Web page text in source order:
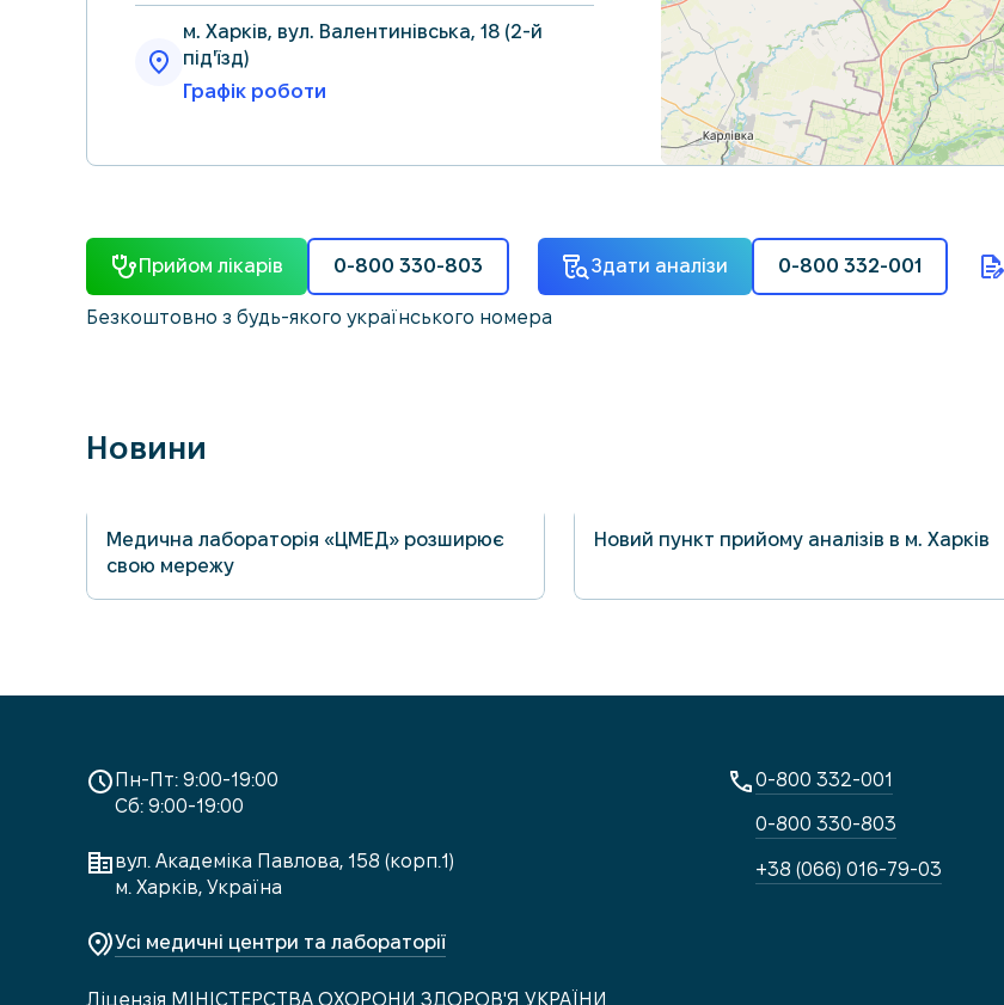
м. Харків, вул. Валентинівська, 18 (2-й
під'їзд)
Графік роботи
м. Харків, вул. Григорія Сковороди
(Пушкінська), 40
Графік роботи
Графік роботи
м. Харків, вул.92-ї Бригади (Сергія
Графік роботи
(навпроти АТБ)
Прийом лікарів 0-800 330-803 Здати аналізи 0-800 332-001
Безкоштовно з будь-якого українського номера
Новини
Медична лабораторія «ЦМЕД» розширює
свою мережу
Новий пункт прийому аналізів в м. Харків
Пн-Пт: 9:00-19:00
Сб: 9:00-19:00
вул. Академіка Павлова, 158 (корп.1)
м. Харків, Україна
Усі медичні центри та лабораторії
Ліцензія МІНІСТЕРСТВА ОХОРОНИ ЗДОРОВ'Я УКРАЇНИ
0-800 332-001
0-800 330-803
+38 (066) 016-79-03